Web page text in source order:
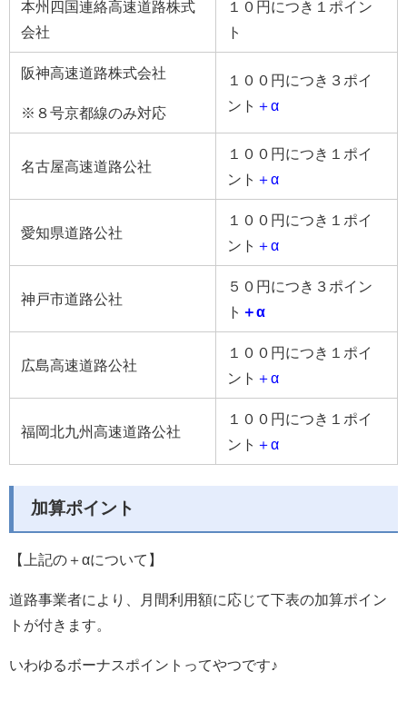
本州四国連絡高速道路株式
会社
１０円につき１ポイン
ト
阪神高速道路株式会社
※８号京都線のみ対応
１００円につき３ポイ
ント ＋α
名古屋高速道路公社
１００円につき１ポイ
ント ＋α
愛知県道路公社
１００円につき１ポイ
ント ＋α
神戸市道路公社
５０円につき３ポイン
ト ＋α
広島高速道路公社
１００円につき１ポイ
ント ＋α
福岡北九州高速道路公社
１００円につき１ポイ
ント ＋α
加算ポイント
【上記の＋αについて】
道路事業者により、月間利用額に応じて下表の加算ポイン
ト が付きます。
いわゆるボーナスポイントってやつです♪